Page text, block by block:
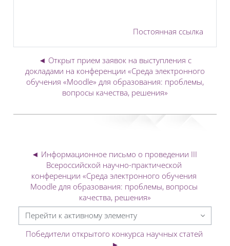
Постоянная ссылка
◄ Открыт прием заявок на выступления с
докладами на конференции «Среда электронного
обучения «Moodle» для образования: проблемы,
вопросы качества, решения»
◄ Информационное письмо о проведении III
Всероссийской научно-практической
конференции «Среда электронного обучения
Moodle для образования: проблемы, вопросы
качества, решения»
Перейти к активному элементу
Победители открытого конкурса научных статей